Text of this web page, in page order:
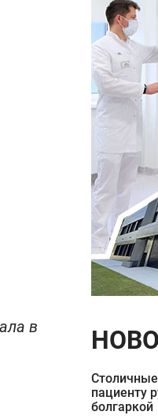
в
Столичные
пациенту
болгаркой